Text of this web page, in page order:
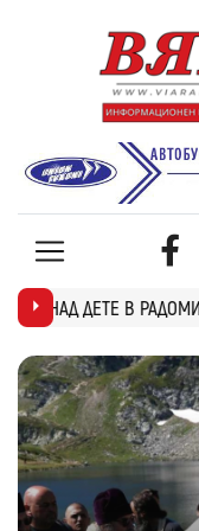
КАМЕРИ ЩЕ ПАЗЯТ